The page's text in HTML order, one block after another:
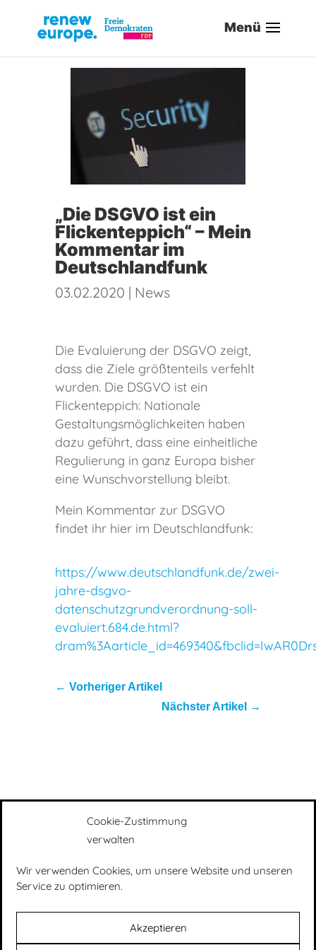
Cookie-Zustimmung
verwalten
Wir verwenden Cookies, um unsere Website und unseren
Service zu optimieren.
Akzeptieren
„Die DSGVO ist ein
Flickenteppich“ – Mein
Kommentar im
Deutschlandfunk
03.02.2020 | News
Die Evaluierung der DSGVO zeigt,
dass die Ziele größtenteils verfehlt
wurden. Die DSGVO ist ein
Flickenteppich: Nationale
Gestaltungsmöglichkeiten haben
dazu geführt, dass eine einheitliche
Regulierung in ganz Europa bisher
eine Wunschvorstellung bleibt.
Mein Kommentar zur DSGVO
findet ihr hier im Deutschlandfunk:
https://www.deutschlandfunk.de/zwei-
jahre-dsgvo-
datenschutzgrundverordnung-soll-
evaluiert.684.de.html?
←Vorheriger Artikel
Nächster Artikel
→
Presse| Impressum|Datenschutz|